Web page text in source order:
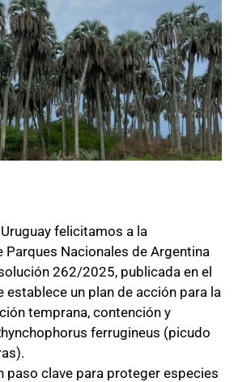
el
picudo
rojo:
un
enfoque
integral
y
regional
felicitamos a la
Nacionales de Argentina
262/2025, publicada en el
establece un plan de acción para la
temprana, contención y
ferrugineus (picudo
paso clave para proteger especies